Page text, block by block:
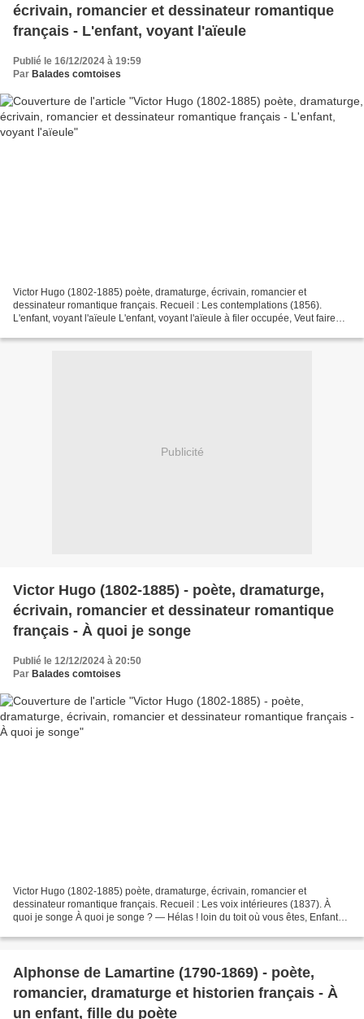
écrivain, romancier et dessinateur romantique
français - L'enfant, voyant l'aïeule
Publié le 16/12/2024 à 19:59
Par Balades comtoises
Victor Hugo (1802-1885) poète, dramaturge, écrivain, romancier et
dessinateur romantique français. Recueil : Les contemplations (1856).
L'enfant, voyant l'aïeule L'enfant, voyant l'aïeule à filer occupée, Veut faire
Publicité
Victor Hugo (1802-1885) - poète, dramaturge,
écrivain, romancier et dessinateur romantique
français - À quoi je songe
Publié le 12/12/2024 à 20:50
Par Balades comtoises
Victor Hugo (1802-1885) poète, dramaturge, écrivain, romancier et
dessinateur romantique français. Recueil : Les voix intérieures (1837). À
quoi je songe À quoi je songe ? — Hélas ! loin du toit où vous êtes, Enfants,
Alphonse de Lamartine (1790-1869) - poète,
romancier, dramaturge et historien français - À
un enfant, fille du poète